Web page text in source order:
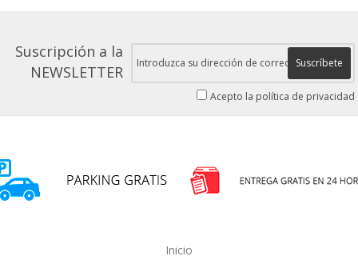
Suscripción a la
NEWSLETTER
Suscríbete
Acepto la política de privacidad
Inicio